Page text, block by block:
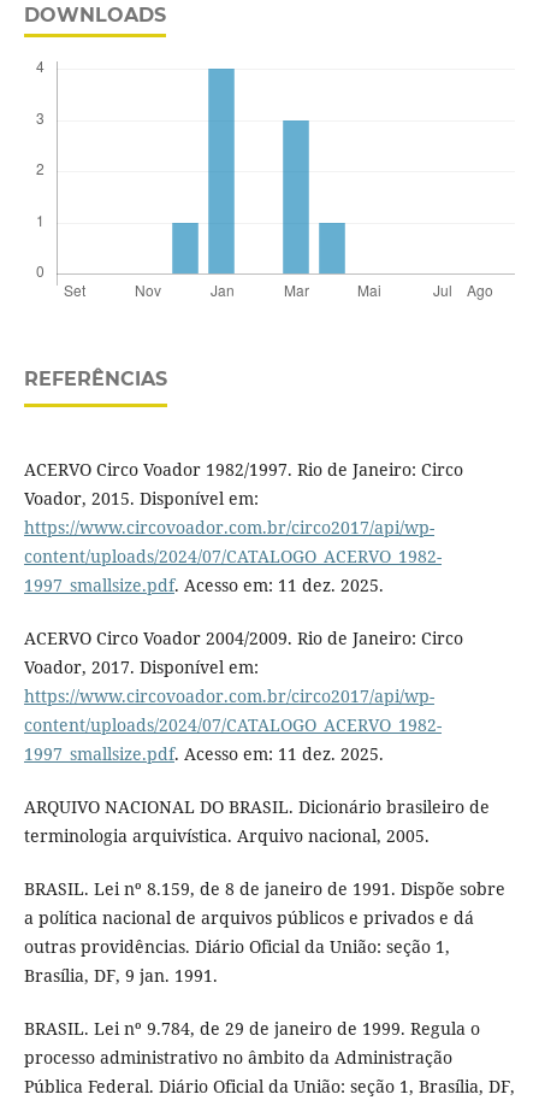
DOWNLOADS
REFERÊNCIAS
ACERVO Circo Voador 1982/1997. Rio de Janeiro: Circo
Voador, 2015. Disponível em:
https://www.circovoador.com.br/circo2017/api/wp-
content/uploads/2024/07/CATALOGO_ACERVO_1982-
1997_smallsize.pdf. Acesso em: 11 dez. 2025.
ACERVO Circo Voador 2004/2009. Rio de Janeiro: Circo
Voador, 2017. Disponível em:
https://www.circovoador.com.br/circo2017/api/wp-
content/uploads/2024/07/CATALOGO_ACERVO_1982-
1997_smallsize.pdf. Acesso em: 11 dez. 2025.
ARQUIVO NACIONAL DO BRASIL. Dicionário brasileiro de
terminologia arquivística. Arquivo nacional, 2005.
BRASIL. Lei nº 8.159, de 8 de janeiro de 1991. Dispõe sobre
a política nacional de arquivos públicos e privados e dá
outras providências. Diário Oficial da União: seção 1,
Brasília, DF, 9 jan. 1991.
BRASIL. Lei nº 9.784, de 29 de janeiro de 1999. Regula o
processo administrativo no âmbito da Administração
Pública Federal. Diário Oficial da União: seção 1, Brasília, DF,